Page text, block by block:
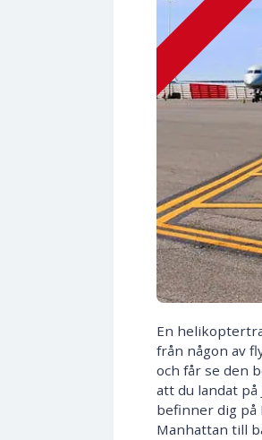
En
från någon av
och får se den
att du landat
befinner dig på
Manhattan till